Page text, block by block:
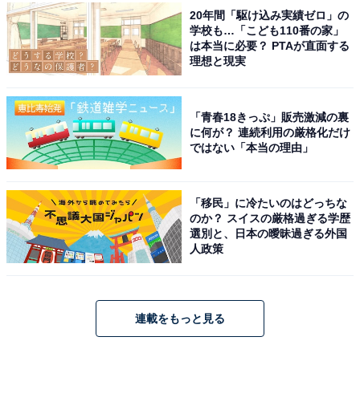
20年間「駆け込み実績ゼロ」の
学校も…「こども110番の家」
は本当に必要？ PTAが直面する
理想と現実
「青春18きっぷ」販売激減の裏
に何が？ 連続利用の厳格化だけ
ではない「本当の理由」
「移民」に冷たいのはどっちな
のか？ スイスの厳格過ぎる学歴
選別と、日本の曖昧過ぎる外国
人政策
連載をもっと見る